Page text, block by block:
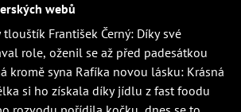
webů
tlouštík František Černý: Díky své
role, oženil se až před padesátkou
kromě syna Rafíka novou lásku: Krásná
si ho získala díky jídlu z fast foodu